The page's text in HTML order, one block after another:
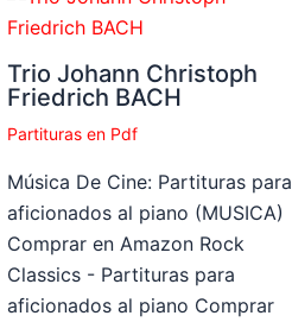
Trio Johann Christoph
Friedrich BACH
Partituras en Pdf
Música De Cine: Partituras para
aficionados al piano (MUSICA)
Comprar en Amazon Rock
Classics - Partituras para
aficionados al piano Comprar